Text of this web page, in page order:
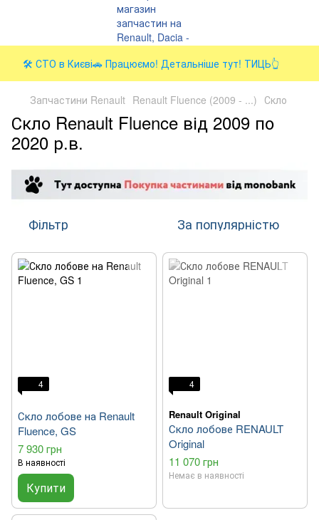
🛠️ СТО в Києві🚗 Працюємо! Детальніше тут! ТИЦЬ👆
Запчастини Renault Renault Fluence (2009 - ...) Скло
Скло Renault Fluence від 2009 по
2020 р.в.
Фільтр За популярністю
4
Скло лобове на Renault
Fluence, GS
7 930 грн
В наявності
Купити
4
Renault Original
Скло лобове RENAULT
Original
11 070 грн
Немає в наявності